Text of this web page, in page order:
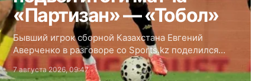
«Партизан» — «Тобол»
Бывший игрок сборной Казахстана Евгений
Аверченко в разговоре со Sports.kz поделился
мнением о первом матче третьего
квалификационного раунда Лиги Конференций
7 августа 2026, 09:47